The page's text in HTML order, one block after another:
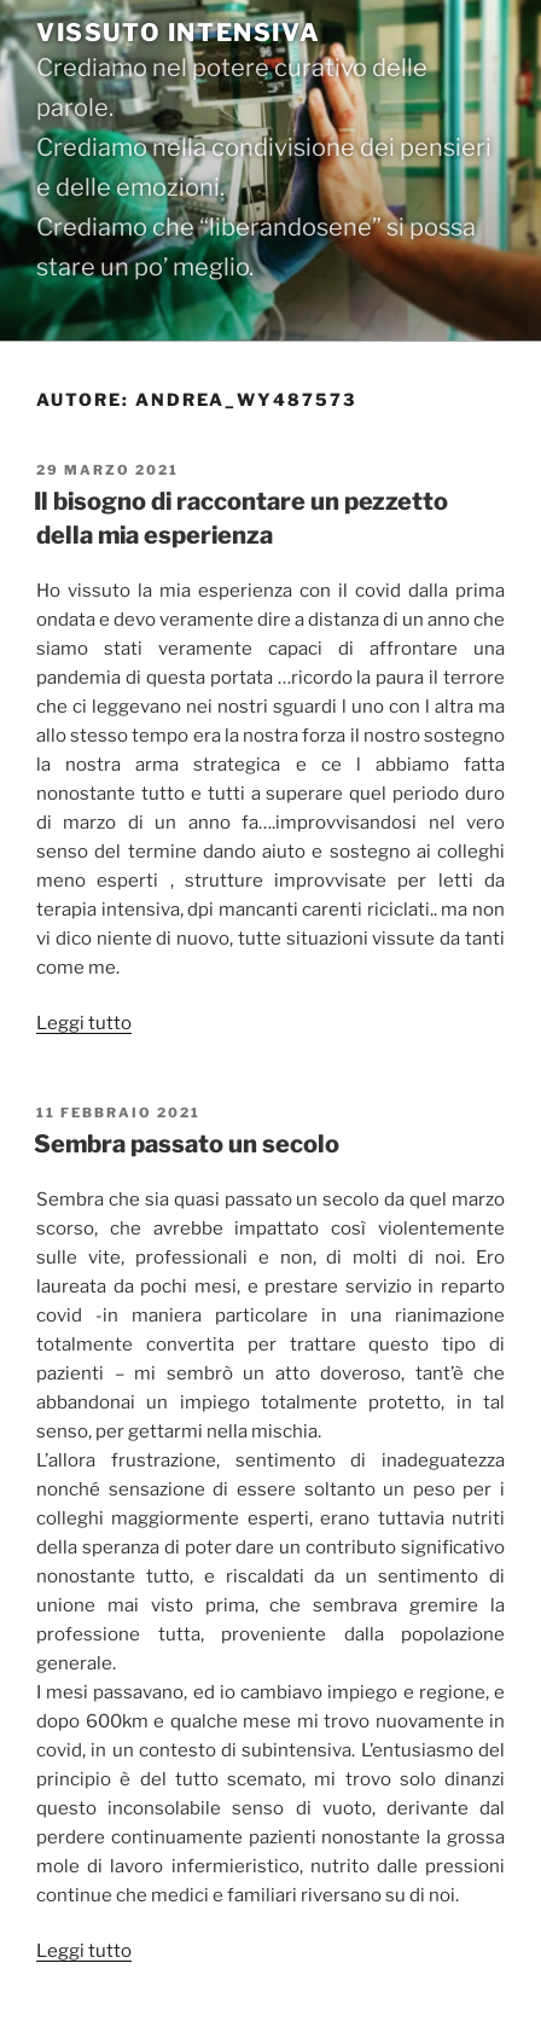
Salta
al
contenuto
VISSUTO INTENSIVA
Crediamo nel potere curativo delle
parole.
Crediamo nella condivisione dei pensieri
e delle emozioni.
Crediamo che “liberandosene” si possa
stare un po’ meglio.
AUTORE: ANDREA_WY487573
PUBBLICATO
IL
29 MARZO 2021
Il bisogno di raccontare un pezzetto
della mia esperienza
Ho vissuto la mia esperienza con il covid dalla prima
ondata e devo veramente dire a distanza di un anno che
siamo stati veramente capaci di affrontare una
pandemia di questa portata …ricordo la paura il terrore
che ci leggevano nei nostri sguardi l uno con l altra ma
allo stesso tempo era la nostra forza il nostro sostegno
la nostra arma strategica e ce l abbiamo fatta
nonostante tutto e tutti a superare quel periodo duro
di marzo di un anno fa….improvvisandosi nel vero
senso del termine dando aiuto e sostegno ai colleghi
meno esperti , strutture improvvisate per letti da
terapia intensiva, dpi mancanti carenti riciclati.. ma non
vi dico niente di nuovo, tutte situazioni vissute da tanti
come me.
Leggi tutto“Il
raccontare
un
della
mia
esperienza”
PUBBLICATO
IL
11 FEBBRAIO 2021
Sembra passato un secolo
Sembra che sia quasi passato un secolo da quel marzo
scorso, che avrebbe impattato così violentemente
sulle vite, professionali e non, di molti di noi. Ero
laureata da pochi mesi, e prestare servizio in reparto
covid -in maniera particolare in una rianimazione
totalmente convertita per trattare questo tipo di
pazienti – mi sembrò un atto doveroso, tant’è che
abbandonai un impiego totalmente protetto, in tal
senso, per gettarmi nella mischia.
L’allora frustrazione, sentimento di inadeguatezza
nonché sensazione di essere soltanto un peso per i
colleghi maggiormente esperti, erano tuttavia nutriti
della speranza di poter dare un contributo significativo
nonostante tutto, e riscaldati da un sentimento di
unione mai visto prima, che sembrava gremire la
professione tutta, proveniente dalla popolazione
generale.
I mesi passavano, ed io cambiavo impiego e regione, e
dopo 600km e qualche mese mi trovo nuovamente in
covid, in un contesto di subintensiva. L’entusiasmo del
principio è del tutto scemato, mi trovo solo dinanzi
questo inconsolabile senso di vuoto, derivante dal
perdere continuamente pazienti nonostante la grossa
mole di lavoro infermieristico, nutrito dalle pressioni
continue che medici e familiari riversano su di noi.
Leggi tutto“Sembra